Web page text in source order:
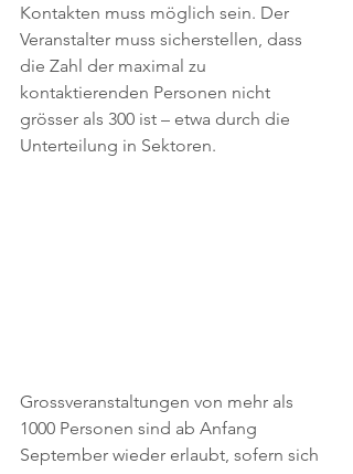
Kontakten muss möglich sein. Der
Veranstalter muss sicherstellen, dass
die Zahl der maximal zu
kontaktierenden Personen nicht
grösser als 300 ist – etwa durch die
Unterteilung in Sektoren.
Grossveranstaltungen von mehr als
1000 Personen sind ab Anfang
September wieder erlaubt, sofern sich